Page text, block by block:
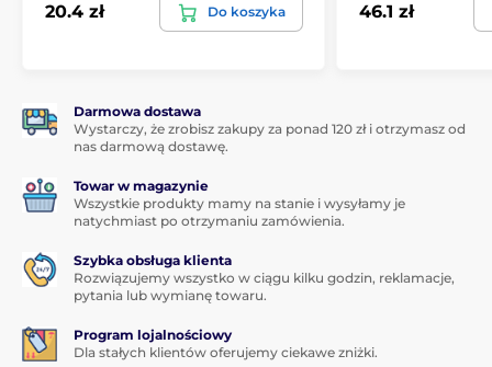
20.4 zł Do koszyka 46.1 zł
Darmowa dostawa
Wystarczy, że zrobisz zakupy za ponad 120 zł i otrzymasz od
nas darmową dostawę.
Towar w magazynie
Wszystkie produkty mamy na stanie i wysyłamy je
natychmiast po otrzymaniu zamówienia.
Szybka obsługa klienta
Rozwiązujemy wszystko w ciągu kilku godzin, reklamacje,
pytania lub wymianę towaru.
Program lojalnościowy
Dla stałych klientów oferujemy ciekawe zniżki.